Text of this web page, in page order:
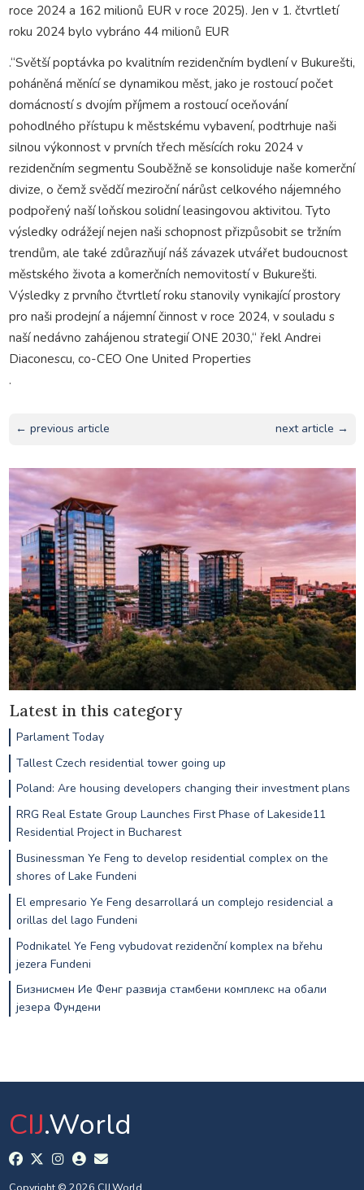
roce 2024 a 162 milionů EUR v roce 2025). Jen v 1. čtvrtletí
roku 2024 bylo vybráno 44 milionů EUR
.“Světší poptávka po kvalitním rezidenčním bydlení v Bukurešti,
poháněná měnící se dynamikou měst, jako je rostoucí počet
domácností s dvojím příjmem a rostoucí oceňování
pohodlného přístupu k městskému vybavení, podtrhuje naši
silnou výkonnost v prvních třech měsících roku 2024 v
rezidenčním segmentu Souběžně se konsoliduje naše komerční
divize, o čemž svědčí meziroční nárůst celkového nájemného
podpořený naší loňskou solidní leasingovou aktivitou. Tyto
výsledky odrážejí nejen naši schopnost přizpůsobit se tržním
trendům, ale také zdůrazňují náš závazek utvářet budoucnost
městského života a komerčních nemovitostí v Bukurešti.
Výsledky z prvního čtvrtletí roku stanovily vynikající prostory
pro naši prodejní a nájemní činnost v roce 2024, v souladu s
naší nedávno zahájenou strategií ONE 2030,“ řekl Andrei
Diaconescu, co-CEO One United Properties
.
← previous article next article →
Latest in this category
Parlament Today
Tallest Czech residential tower going up
Poland: Are housing developers changing their investment plans
RRG Real Estate Group Launches First Phase of Lakeside11
Residential Project in Bucharest
Businessman Ye Feng to develop residential complex on the
shores of Lake Fundeni
El empresario Ye Feng desarrollará un complejo residencial a
orillas del lago Fundeni
Podnikatel Ye Feng vybudovat rezidenční komplex na břehu
jezera Fundeni
Бизнисмен Ие Фенг развија стамбени комплекс на обали
језера Фундени
CIJ.World
Copyright © 2026 CIJ.World